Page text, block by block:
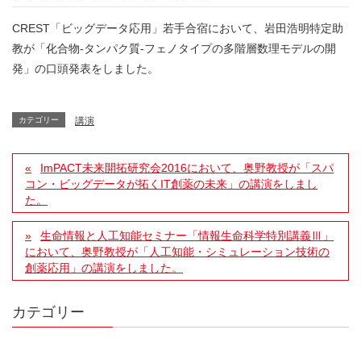
CREST「ビッグデータ応用」若手合宿において、岩田浩明特定助
教が「化合物-タンパク質-フェノタイプの多階層数理モデルの開
発」の口頭発表をしました。
カテゴリー 講演
ImPACT未来開拓研究会2016において、奥野教授が「スパ
コン・ビッグデータが拓くIT創薬の未来」の講演をしまし
た。
生命情報と人工知能セミナー「情報生命科学特別講義Ⅲ」
において、奥野教授が「人工知能・シミュレーション技術の
創薬応用」の講演をしました。
カテゴリー